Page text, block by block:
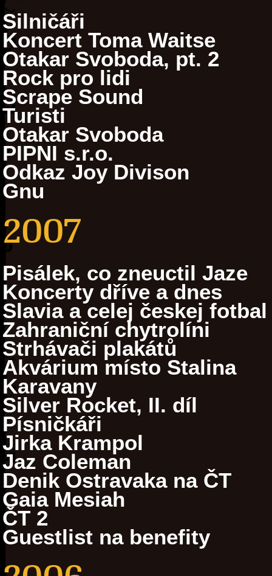
Silničáři
Koncert Toma Waitse
Otakar Svoboda, pt. 2
Rock pro lidi
Scrape Sound
Turisti
Otakar Svoboda
PIPNI s.r.o.
Odkaz Joy Divison
Gnu
2007
Pisálek, co zneuctil Jaze
Koncerty dříve a dnes
Slavia a celej českej fotbal
Zahraniční chytrolíni
Strhávači plakátů
Akvárium místo Stalina
Karavany
Silver Rocket, II. díl
Písničkáři
Jirka Krampol
Jaz Coleman
Denik Ostravaka na ČT
Gaia Mesiah
ČT 2
Guestlist na benefity